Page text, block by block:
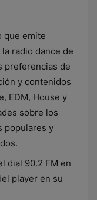
que emite
radio dance de
preferencias de
y contenidos
EDM, House y
sobre los
populares y
dial 90.2 FM en
player en su